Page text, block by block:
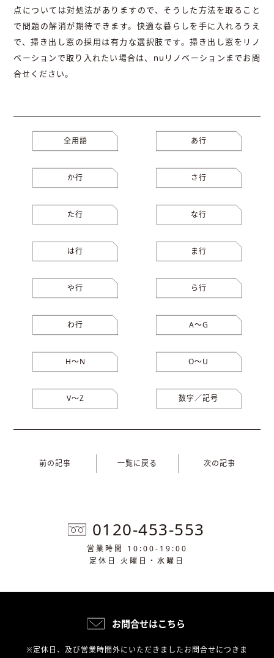
点については対処法がありますので、そうした方法を取ること
で問題の解消が期待できます。快適な暮らしを手に入れるうえ
で、掃き出し窓の採用は有力な選択肢です。掃き出し窓をリノ
ベーションで取り入れたい場合は、nuリノベーションまでお問
合せください。
全用語 あ行
か行 さ行
た行 な行
は行 ま行
や行 ら行
わ行 A〜G
H〜N O〜U
V〜Z 数字／記号
前の記事 一覧に戻る 次の記事
0120-453-553
営業時間 10:00-19:00
定休日 火曜日・水曜日
お問合せはこちら
※定休日、及び営業時間外にいただきましたお問合せにつきま